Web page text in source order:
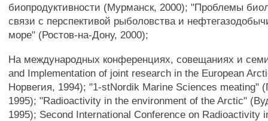
биопродуктивности (Мурманск, 2000); "Проблемы
связи с перспективой рыболовства и
море" (Ростов-на-Дону, 2000);
На международных конференциях, совещаниях и
and Implementation of joint research in the European
Норвегия, 1994); "1-stNordik Marine Sciences meating"
1995); "Radioactivity in the environment of the Arctic"
1995); Second International Conference on Radioactivity